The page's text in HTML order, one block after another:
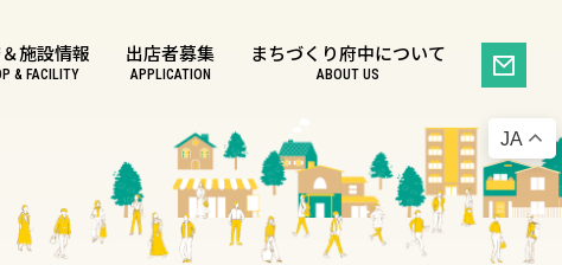
施設情報
& FACILITY
出店者募集
APPLICATION
まちづくり府中について
ABOUT US
JA